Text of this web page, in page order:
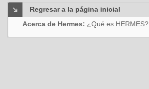
Regresar a la página inicial
Acerca de Hermes: ¿Qué es HERMES?